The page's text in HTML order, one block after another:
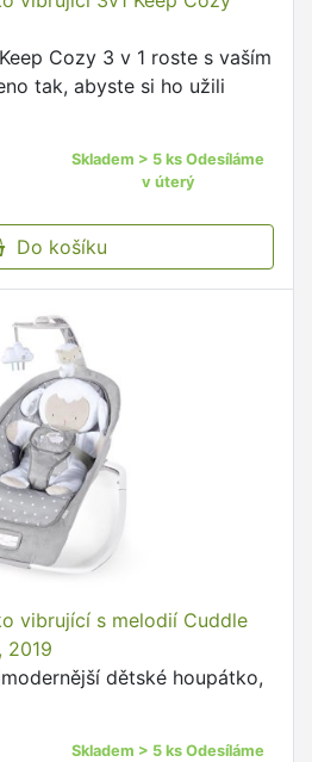
Cozy 3 v 1 roste s vaším
tak, abyste si ho užili
Skladem > 5 ks Odesíláme
v úterý
Do košíku
vibrující s melodií Cuddle
2019
dětské houpátko,
Skladem > 5 ks Odesíláme